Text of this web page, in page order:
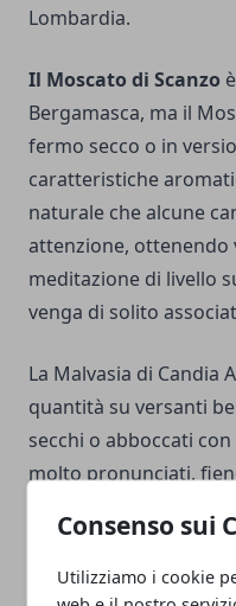
Consenso sui
Utilizziamo i cookie
Lombardia.
Il Moscato di Scanzo
Bergamasca, ma il
fermo secco o in
caratteristiche
naturale che alcune
attenzione, ottenendo
meditazione di livello
venga di solito
La Malvasia di Candia
quantità su versanti
secchi o abboccati
molto pronunciati,
al palato se non
versioni più riuscite